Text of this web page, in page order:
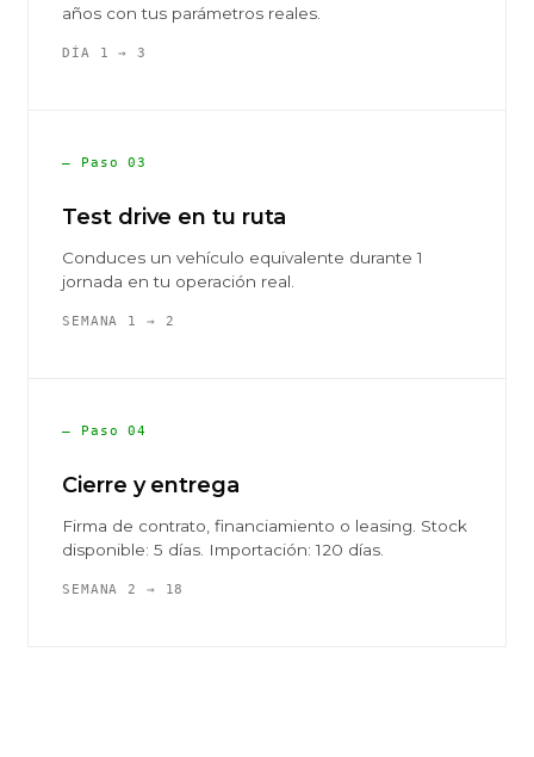
años con tus parámetros reales.
DÍA 1 → 3
— Paso 03
Test drive en tu ruta
Conduces un vehículo equivalente durante 1
jornada en tu operación real.
SEMANA 1 → 2
— Paso 04
Cierre y entrega
Firma de contrato, financiamiento o leasing. Stock
disponible: 5 días. Importación: 120 días.
SEMANA 2 → 18